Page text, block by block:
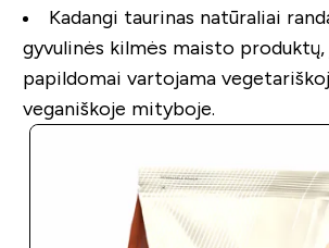
Kadangi taurinas natūraliai
gyvulinės kilmės maisto produktų,
papildomai vartojama
veganiškoje mityboje.